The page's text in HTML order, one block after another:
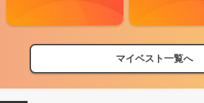
マイベスト一覧へ
【フェス特集2026】フェス情報はここから！
【ライブ動員ランキング】2026年上半期編発表！